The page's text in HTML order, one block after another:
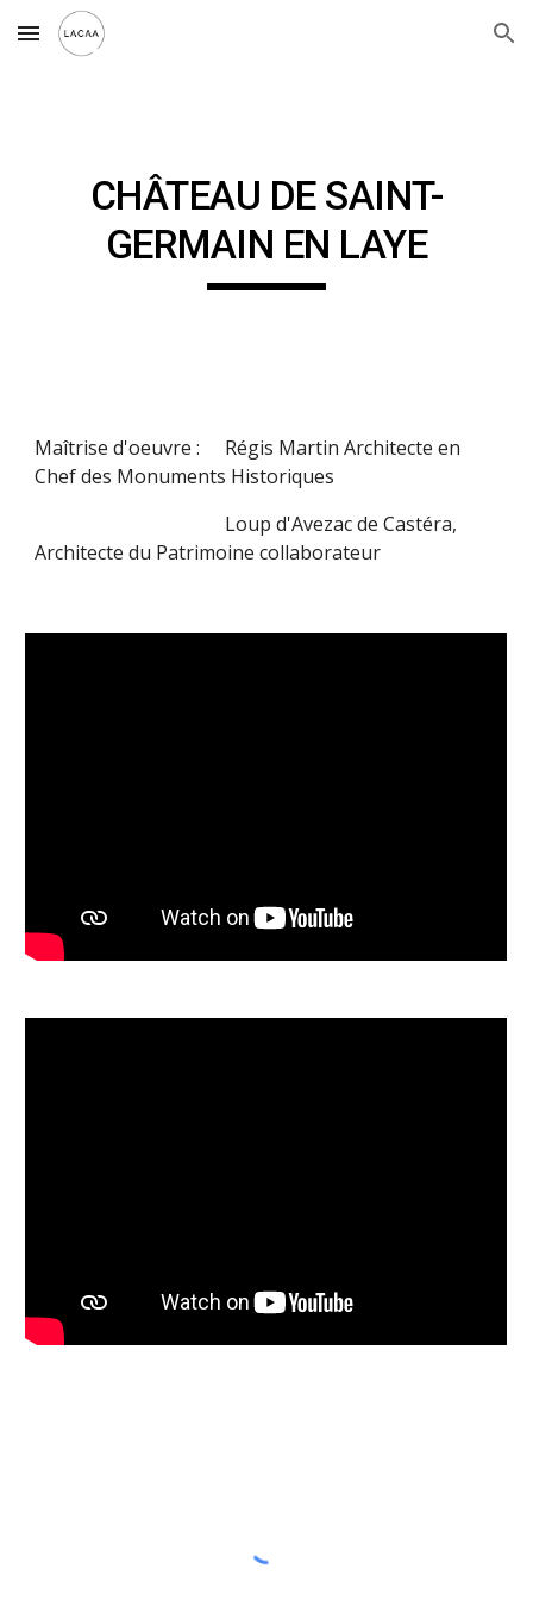
Skip to main content Skip to navigation
CHÂTEAU DE SAINT-
GERMAIN EN LAYE
Maîtrise d'oeuvre :
Régis Martin Architecte en
Chef des Monuments Historiques
Loup d'Avezac de Castéra,
Architecte du Patrimoine collaborateur